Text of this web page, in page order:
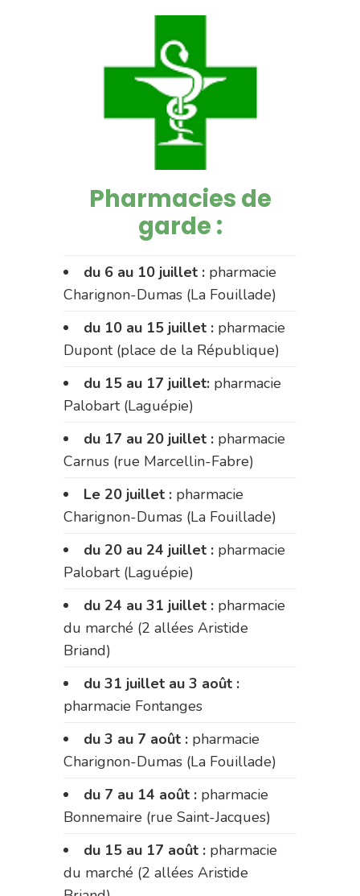
Pharmacies de
garde :
du 6 au 10 juillet : pharmacie
Charignon-Dumas (La Fouillade)
du 10 au 15 juillet : pharmacie
Dupont (place de la République)
du 15 au 17 juillet: pharmacie
Palobart (Laguépie)
du 17 au 20 juillet : pharmacie
Carnus (rue Marcellin-Fabre)
Le 20 juillet : pharmacie
Charignon-Dumas (La Fouillade)
du 20 au 24 juillet : pharmacie
Palobart (Laguépie)
du 24 au 31 juillet : pharmacie
du marché (2 allées Aristide
Briand)
du 31 juillet au 3 août :
pharmacie Fontanges
du 3 au 7 août : pharmacie
Charignon-Dumas (La Fouillade)
du 7 au 14 août : pharmacie
Bonnemaire (rue Saint-Jacques)
du 15 au 17 août : pharmacie
du marché (2 allées Aristide